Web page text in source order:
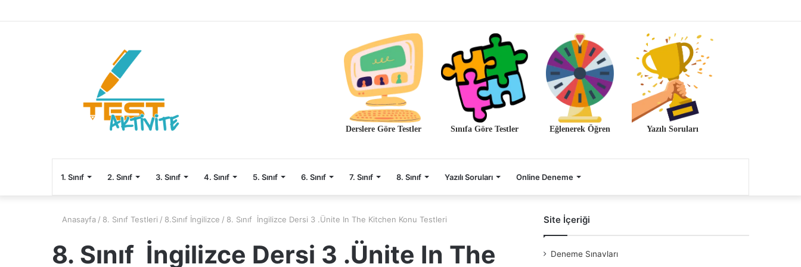
Derslere Göre Testler Sınıfa Göre Testler Eğlenerek Öğren Yazılı Soruları
1. Sınıf 2. Sınıf 3. Sınıf 4. Sınıf 5. Sınıf 6. Sınıf 7. Sınıf 8. Sınıf Yazılı Soruları Online Deneme
Anasayfa / 8. Sınıf Testleri / 8.Sınıf İngilizce / 8. Sınıf İngilizce Dersi 3 .Ünite In The Kitchen Konu Testleri
8. Sınıf İngilizce Dersi 3 .Ünite In The
Site İçeriği
Deneme Sınavları